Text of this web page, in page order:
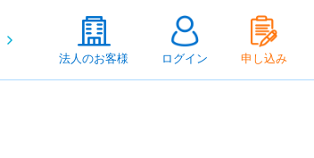
法人のお客様 ログイン 申し込み